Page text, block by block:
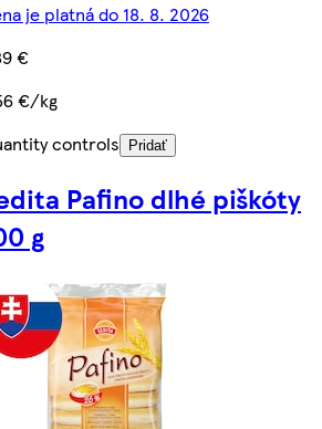
je platná do 18. 8. 2026
€
€/kg
controls
Pridať
Pafino dlhé piškóty
g